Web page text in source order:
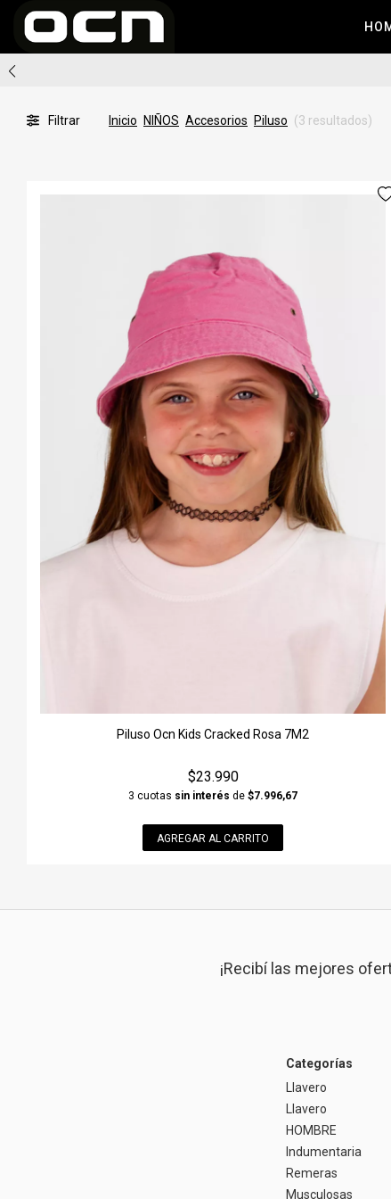
Filtrar Inicio NIÑOS Accesorios Piluso (3 resultados)
Piluso Ocn Kids Cracked Rosa 7M2
$23.990
3 cuotas sin interés de $7.996,67
AGREGAR AL CARRITO
¡Recibí las mejores
Categorías
Llavero
Llavero
HOMBRE
Indumentaria
Remeras
Musculosas